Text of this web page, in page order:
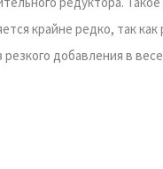
крайне редко, так
резкого добавления в